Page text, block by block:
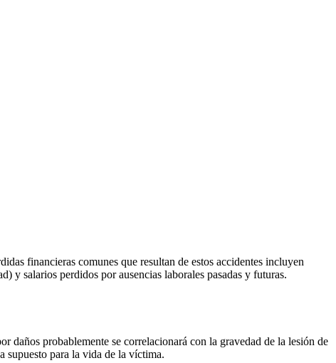
financieras comunes que resultan de estos accidentes incluyen
y salarios perdidos por ausencias laborales pasadas y futuras.
daños probablemente se correlacionará con la gravedad de la lesión de
supuesto para la vida de la víctima.